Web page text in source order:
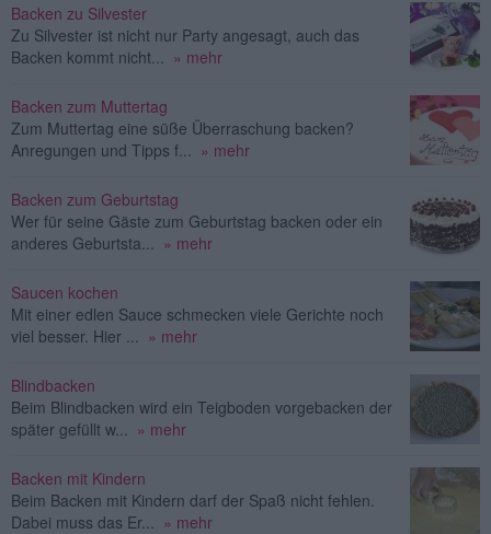
Backen zu Silvester
Zu Silvester ist nicht nur Party angesagt, auch das
Backen kommt nicht...
» mehr
Backen zum Muttertag
Zum Muttertag eine süße Überraschung backen?
Anregungen und Tipps f...
» mehr
Backen zum Geburtstag
Wer für seine Gäste zum Geburtstag backen oder ein
anderes Geburtsta...
» mehr
Saucen kochen
Mit einer edlen Sauce schmecken viele Gerichte noch
viel besser. Hier ...
» mehr
Blindbacken
Beim Blindbacken wird ein Teigboden vorgebacken der
später gefüllt w...
» mehr
Backen mit Kindern
Beim Backen mit Kindern darf der Spaß nicht fehlen.
Dabei muss das Er...
» mehr